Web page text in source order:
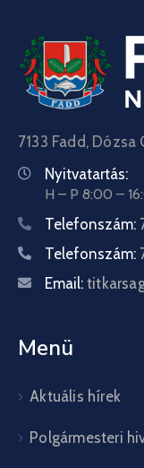
7133 Fadd, Dózsa
Nyitvatartás:
H – P 8:00 –
Telefonszám:
Telefonszám:
Email:
Menü
Aktuális hírek
Polgármesteri